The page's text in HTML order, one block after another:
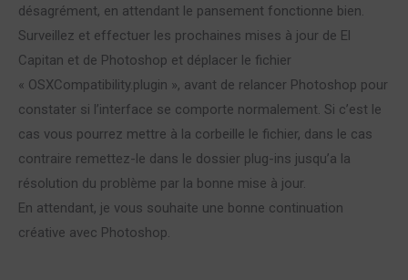
désagrément, en attendant le pansement fonctionne bien.
Surveillez et effectuer les prochaines mises à jour de El
Capitan et de Photoshop et déplacer le fichier
« OSXCompatibility.plugin », avant de relancer Photoshop pour
constater si l’interface se comporte normalement. Si c’est le
cas vous pourrez mettre à la corbeille le fichier, dans le cas
contraire remettez-le dans le dossier plug-ins jusqu’a la
résolution du problème par la bonne mise à jour.
En attendant, je vous souhaite une bonne continuation
créative avec Photoshop.